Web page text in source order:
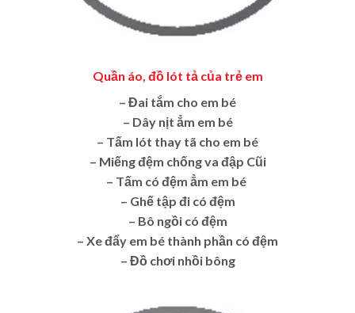
Quần áo, đồ lót tả của trẻ em
– Đai tắm cho em bé
– Dây nịt ẳm em bé
– Tấm lót thay tã cho em bé
– Miếng đệm chống va đập Cũi
– Tấm có đệm ẳm em bé
– Ghế tập đi có đệm
– Bô ngồi có đệm
– Xe đẩy em bé thành phần có đệm
– Đồ chơi nhồi bông